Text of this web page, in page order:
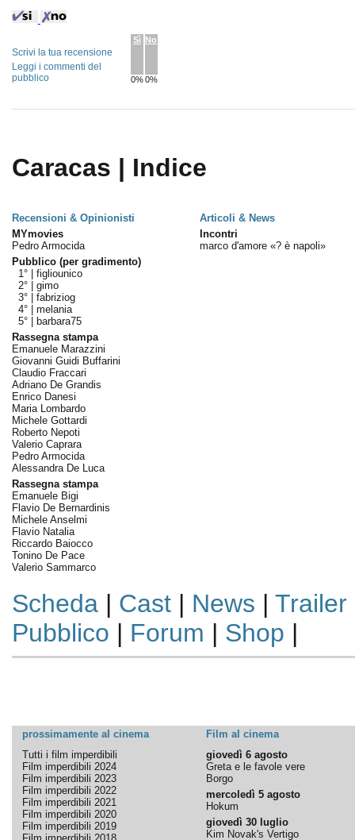
Sì
0%
No
0%
Scrivi la tua recensione
Leggi i commenti del
pubblico
Caracas | Indice
Recensioni & Opinionisti
Articoli & News
MYmovies
Pedro Armocida
Pubblico (per gradimento)
1° | figliounico
2° | gimo
3° | fabriziog
4° | melania
5° |
barbara75
Rassegna stampa
Emanuele Marazzini
Giovanni Guidi Buffarini
Claudio Fraccari
Adriano De Grandis
Enrico Danesi
Maria Lombardo
Michele Gottardi
Roberto Nepoti
Valerio Caprara
Pedro Armocida
Alessandra De Luca
Rassegna stampa
Emanuele Bigi
Flavio De Bernardinis
Michele Anselmi
Flavio Natalia
Riccardo Baiocco
Tonino De Pace
Valerio Sammarco
Incontri
marco d'amore «? è napoli»
Scheda| Cast| News | Trailer
Pubblico | Forum | Shop |
prossimamente al cinema
Film al cinema
Tutti i film imperdibili
Film imperdibili 2024
Film imperdibili 2023
Film imperdibili 2022
Film imperdibili 2021
Film imperdibili 2020
Film imperdibili 2019
giovedì 6 agosto
Greta e le favole vere
Borgo
mercoledì 5 agosto
Hokum
giovedì 30 luglio
Kim Novak's Vertigo